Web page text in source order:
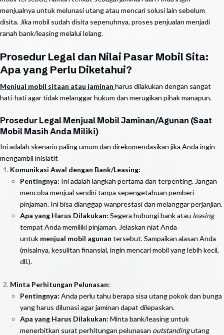
menjualnya untuk melunasi utang atau mencari solusi lain sebelum
disita. Jika mobil sudah disita sepenuhnya, proses penjualan menjadi
ranah bank/leasing melalui lelang.
Prosedur Legal dan Nilai Pasar Mobil Sita:
Apa yang Perlu Diketahui?
Menjual mobil sitaan atau jaminan harus dilakukan dengan sangat
hati-hati agar tidak melanggar hukum dan merugikan pihak manapun.
Prosedur Legal Menjual Mobil Jaminan/Agunan (Saat
Mobil Masih Anda Miliki)
Ini adalah skenario paling umum dan direkomendasikan jika Anda ingin
mengambil inisiatif.
Komunikasi Awal dengan Bank/Leasing:
Pentingnya: Ini adalah langkah pertama dan terpenting. Jangan
mencoba menjual sendiri tanpa sepengetahuan pemberi
pinjaman. Ini bisa dianggap wanprestasi dan melanggar perjanjian.
Apa yang Harus Dilakukan: Segera hubungi bank atau leasing
tempat Anda memiliki pinjaman. Jelaskan niat Anda
untuk menjual mobil agunan tersebut. Sampaikan alasan Anda
(misalnya, kesulitan finansial, ingin mencari mobil yang lebih kecil,
dll.).
Minta Perhitungan Pelunasan:
Pentingnya: Anda perlu tahu berapa sisa utang pokok dan bunga
yang harus dilunasi agar jaminan dapat dilepaskan.
Apa yang Harus Dilakukan: Minta bank/leasing untuk
menerbitkan surat perhitungan pelunasan outstandingutang